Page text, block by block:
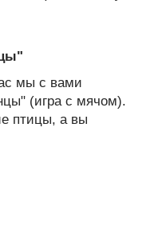
мы с вами
(игра с мячом).
птицы, а вы